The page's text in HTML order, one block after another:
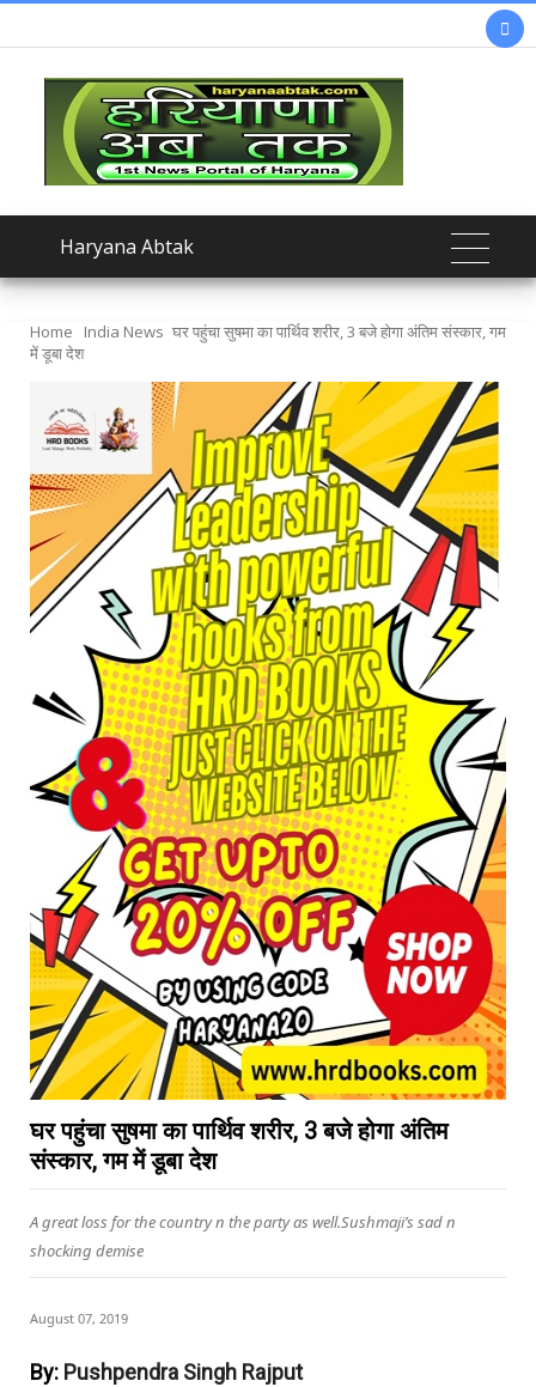

Haryana Abtak
Home India News घर पहुंचा सुषमा का पार्थिव शरीर, 3 बजे होगा अंतिम संस्कार, गम
में डूबा देश
घर पहुंचा सुषमा का पार्थिव शरीर, 3 बजे होगा अंतिम
संस्कार, गम में डूबा देश
A great loss for the country n the party as well.Sushmaji’s sad n
shocking demise
August 07, 2019
By: Pushpendra Singh Rajput